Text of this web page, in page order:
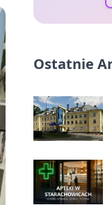
Ostatnie